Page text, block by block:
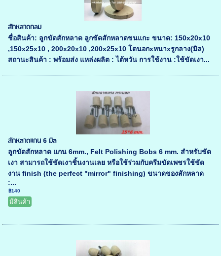
สักหลาดกลม
ชื่อสินค้า: ลูกขัดสักหลาด ลูกขัดสักหลาดขนแกะ ขนาด: 150x20x10
,150x25x10 , 200x20x10 ,200x25x10 โตนอกxหนาxรูกลาง(มิล)
สถานะสินค้า : พร้อมส่ง แหล่งผลิต : ไต้หวัน การใช้งาน :ใช้ขัดเงา...
สักหลาดแกน 6 มิล
ลูกขัดสักหลาด แกน 6mm., Felt Polishing Bobs 6 mm. สำหรับขัด
เงา สามารถใช้ขัดเงาชิ้นงานเลย หรือใช้ร่วมกับครีมขัดเพชรใช้ขัด
งาน finish (the perfect "mirror" finishing) ขนาดของสักหลาด
:...
฿140
มีสินค้า